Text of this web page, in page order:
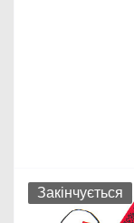
Закінчується